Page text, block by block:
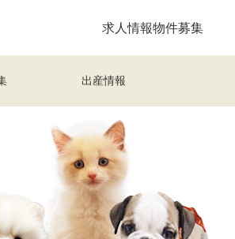
求人情報物件募集
出産情報